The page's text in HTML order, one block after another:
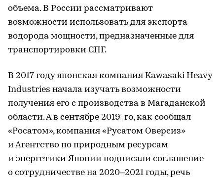
объема. В России рассматривают
возможности использовать для экспорта
водорода мощности, предназначенные для
транспортировки СПГ.
В 2017 году японская компания Kawasaki Heavy
Industries начала изучать возможности
получения его с производства в Магаданской
области. А в сентябре 2019-го, как сообщал
«Росатом», компания «Русатом Оверсиз»
и Агентство по природным ресурсам
и энергетики Японии подписали соглашение
о сотрудничестве на 2020–2021 годы, речь